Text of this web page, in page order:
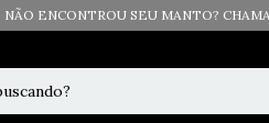
NÃO ENCONTROU SEU MANTO?